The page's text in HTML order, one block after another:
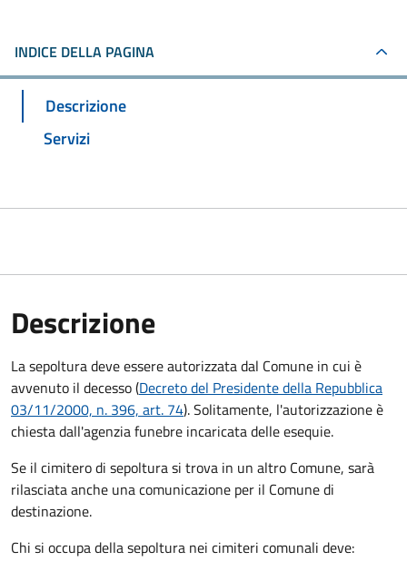
INDICE DELLA PAGINA
Descrizione
Servizi
Descrizione
La sepoltura deve essere autorizzata dal Comune in cui è
avvenuto il decesso (Decreto del Presidente della Repubblica
03/11/2000, n. 396, art. 74). Solitamente, l'autorizzazione è
chiesta dall'agenzia funebre incaricata delle esequie.
Se il cimitero di sepoltura si trova in un altro Comune, sarà
rilasciata anche una comunicazione per il Comune di
destinazione.
Chi si occupa della sepoltura nei cimiteri comunali deve: